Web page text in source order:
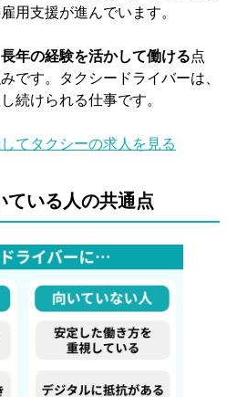
用支援が進んでいます。
年の経験を活かして働ける点
です。タクシードライバーは、
続けられる仕事です。
てタクシーの求人を見る
ている人の共通点